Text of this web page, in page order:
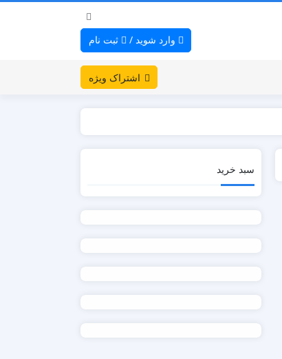
وارد شوید / ثبت نام
اشتراک ویژه
سبد خرید